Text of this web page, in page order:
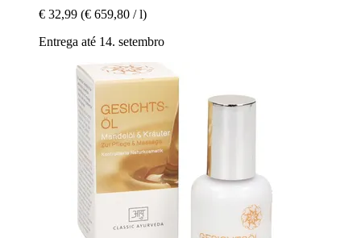
€ 32,99 (€ 659,80 / l)
Entrega até 14. setembro